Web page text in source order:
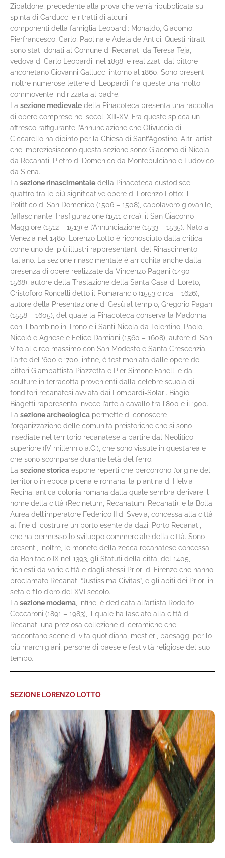
Zibaldone, precedente alla prova che verrà ripubblicata su
spinta di Carducci e ritratti di alcuni
componenti della famiglia Leopardi: Monaldo, Giacomo,
Pierfrancesco, Carlo, Paolina e Adelaide Antici. Questi ritratti
sono stati donati al Comune di Recanati da Teresa Teja,
vedova di Carlo Leopardi, nel 1898, e realizzati dal pittore
anconetano Giovanni Gallucci intorno al 1860. Sono presenti
inoltre numerose lettere di Leopardi, fra queste una molto
commovente indirizzata al padre.
La sezione medievale della Pinacoteca presenta una raccolta
di opere comprese nei secoli XIII-XV. Fra queste spicca un
affresco raffigurante l’Annunciazione che Olivuccio di
Ciccarello ha dipinto per la Chiesa di Sant’Agostino. Altri artisti
che impreziosiscono questa sezione sono: Giacomo di Nicola
da Recanati, Pietro di Domenico da Montepulciano e Ludovico
da Siena.
La sezione rinascimentale della Pinacoteca custodisce
quattro tra le più significative opere di Lorenzo Lotto: il
Polittico di San Domenico (1506 – 1508), capolavoro giovanile,
l’affascinante Trasfigurazione (1511 circa), il San Giacomo
Maggiore (1512 – 1513) e l’Annunciazione (1533 – 1535). Nato a
Venezia nel 1480, Lorenzo Lotto è riconosciuto dalla critica
come uno dei più illustri rappresentanti del Rinascimento
italiano. La sezione rinascimentale è arricchita anche dalla
presenza di opere realizzate da Vincenzo Pagani (1490 –
1568), autore della Traslazione della Santa Casa di Loreto,
Cristoforo Roncalli detto il Pomarancio (1553 circa – 1626),
autore della Presentazione di Gesù al tempio, Gregorio Pagani
(1558 – 1605), del quale la Pinacoteca conserva la Madonna
con il bambino in Trono e i Santi Nicola da Tolentino, Paolo,
Nicolò e Agnese e Felice Damiani (1560 – 1608), autore di San
Vito al circo massimo con San Modesto e Santa Crescenzia.
L’arte del ‘600 e ‘700, infine, è testimoniata dalle opere dei
pittori Giambattista Piazzetta e Pier Simone Fanelli e da
sculture in terracotta provenienti dalla celebre scuola di
fonditori recanatesi avviata dai Lombardi-Solari. Biagio
Biagetti rappresenta invece l’arte a cavallo tra l’800 e il ‘900.
La sezione archeologica permette di conoscere
l’organizzazione delle comunità preistoriche che si sono
insediate nel territorio recanatese a partire dal Neolitico
superiore (IV millennio a.C.), che sono vissute in quest’area e
che sono scomparse durante l’età del ferro.
La sezione storica espone reperti che percorrono l’origine del
territorio in epoca picena e romana, la piantina di Helvia
Recina, antica colonia romana dalla quale sembra derivare il
nome della città (Recinetum, Recanatum, Recanati), e la Bolla
Aurea dell’imperatore Federico II di Svevia, concessa alla città
al fine di costruire un porto esente da dazi, Porto Recanati,
che ha permesso lo sviluppo commerciale della città. Sono
presenti, inoltre, le monete della zecca recanatese concessa
da Bonifacio IX nel 1393, gli Statuti della città, del 1405,
richiesti da varie città e dagli stessi Priori di Firenze che hanno
proclamato Recanati “Justissima Civitas”, e gli abiti dei Priori in
seta e filo d’oro del XVI secolo.
La sezione moderna , infine, è dedicata all’artista Rodolfo
Ceccaroni (1891 – 1983), il quale ha lasciato alla città di
Recanati una preziosa collezione di ceramiche che
raccontano scene di vita quotidiana, mestieri, paesaggi per lo
più marchigiani, persone di paese e festività religiose del suo
tempo.
SEZIONE LORENZO LOTTO